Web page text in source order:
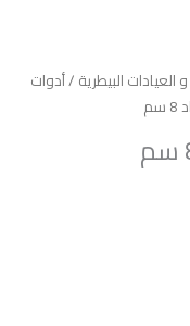
البيطرية /أدوات